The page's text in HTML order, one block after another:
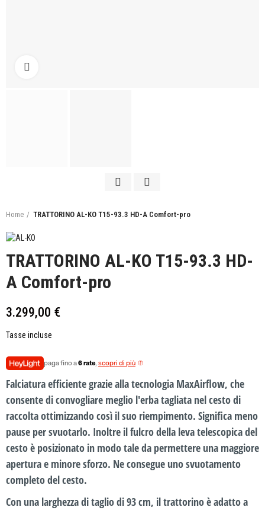
Home TRATTORINO AL-KO T15-93.3 HD-A Comfort-pro
TRATTORINO AL-KO T15-93.3 HD-
A Comfort-pro
3.299,00 €
Tasse incluse
paga fino a6 rate, scopri di più
Falciatura efficiente grazie alla tecnologia MaxAirflow, che
consente di convogliare meglio l'erba tagliata nel cesto di
raccolta ottimizzando così il suo riempimento. Significa meno
pause per svuotarlo. Inoltre il fulcro della leva telescopica del
cesto è posizionato in modo tale da permettere una maggiore
apertura e minore sforzo. Ne consegue uno svuotamento
completo del cesto.
Con una larghezza di taglio di 93 cm, il trattorino è adatto a